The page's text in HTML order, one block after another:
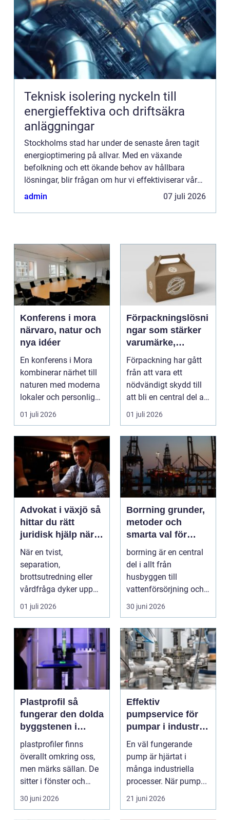
Teknisk isolering nyckeln till
energieffektiva och driftsäkra
anläggningar
Stockholms stad har under de senaste åren tagit
energioptimering på allvar. Med en växande
befolkning och ett ökande behov av hållbara
lösningar, blir frågan om hur vi effektiviserar vår
energianvändn...
admin 07 juli 2026
Konferens i mora
närvaro, natur och
nya idéer
En konferens i Mora
kombinerar närhet till
naturen med moderna
lokaler och personlig
service. För må...
01 juli 2026
Förpackningslösni
ngar som stärker
varumärke,
hållbarhet och
lönsamhet
Förpackning har gått
från att vara ett
nödvändigt skydd till
att bli en central del av
varumärket, k...
01 juli 2026
Advokat i växjö så
hittar du rätt
juridisk hjälp när
livet förändras
När en tvist,
separation,
brottsutredning eller
vårdfråga dyker upp
hamnar många i en
situation de a...
01 juli 2026
Borrning grunder,
metoder och
smarta val för
hållbara projekt
borrning är en central
del i allt från
husbyggen till
vattenförsörjning och
stora
infrastrukturproje...
30 juni 2026
Plastprofil så
fungerar den dolda
byggstenen i
modern industri
plastprofiler finns
överallt omkring oss,
men märks sällan. De
sitter i fönster och
dörrar, i kylskå...
30 juni 2026
Effektiv
pumpservice för
pumpar i industrin
– så undviker du
dyra driftstopp
En väl fungerande
pump är hjärtat i
många industriella
processer. När pump...
21 juni 2026